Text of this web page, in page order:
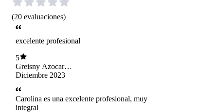
(20 evaluaciones)
excelente profesional
5
Greisny Azocar
Garcés
Diciembre 2023
Carolina es una excelente profesional, muy
integral